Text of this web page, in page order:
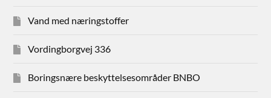
Vand med næringstoffer
Vordingborgvej 336
Boringsnære beskyttelsesområder BNBO